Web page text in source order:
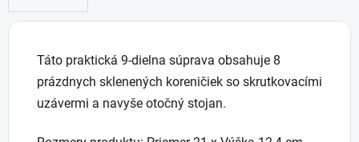
Táto praktická 9-dielna súprava obsahuje 8
prázdnych sklenených koreničiek so skrutkovacími
uzávermi a navyše otočný stojan.